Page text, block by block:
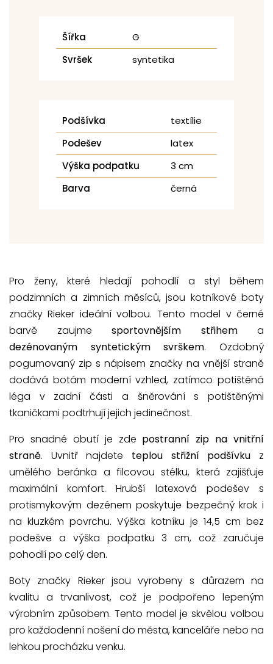
Šířka
G
Svršek
syntetika
Podšívka
textílie
Podešev
latex
Výška podpatku
3 cm
Barva
černá
Pro ženy, které hledají pohodlí a styl během
podzimních a zimních měsíců, jsou kotníkové boty
značky Rieker ideální volbou. Tento model v černé
barvě zaujme sportovnějším střihema
dezénovaným syntetickým svrškem. Ozdobný
pogumovaný zip s nápisem značky na vnější straně
dodává botám moderní vzhled, zatímco potištěná
léga v zadní části a šněrování s potištěnými
tkaničkami podtrhují jejich jedinečnost.
Pro snadné obutí je zde postranní zip na vnitřní
straně. Uvnitř najdete teplou střižní podšívku z
umělého beránka a filcovou stélku, která zajišťuje
maximální komfort. Hrubší latexová podešev s
protismykovým dezénem poskytuje bezpečný krok i
na kluzkém povrchu. Výška kotníku je 14,5 cm bez
podešve a výška podpatku 3 cm, což zaručuje
pohodlí po celý den.
Boty značky Rieker jsou vyrobeny s důrazem na
kvalitu a trvanlivost, což je podpořeno lepeným
výrobním způsobem. Tento model je skvělou volbou
pro každodenní nošení do města, kanceláře nebo na
lehkou procházku venku.